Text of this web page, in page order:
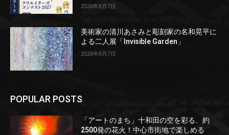
2026年8月7日
美術家の清川あさみと彫刻家の名和晃平に
よる二人展「Invisible Garden」
2026年8月7日
POPULAR POSTS
「アートのまち」十和田の空を彩る、約
2500発の花火！中心市街地で楽しめる